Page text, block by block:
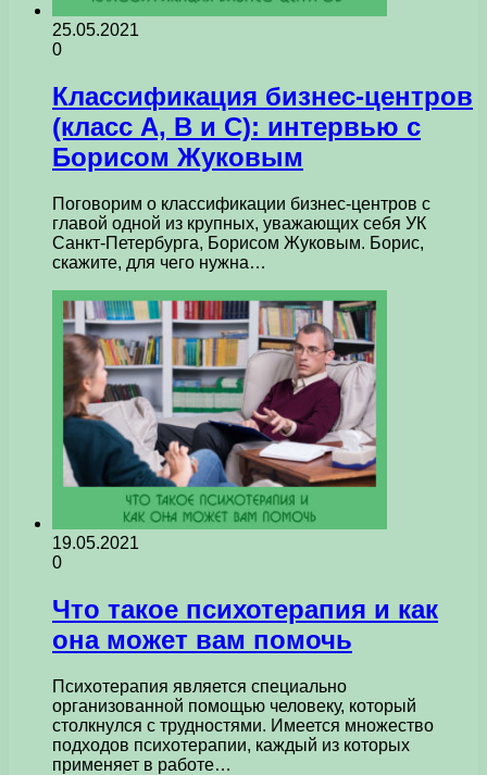
25.05.2021
0
Классификация бизнес-центров
(класс А, B и C): интервью с
Борисом Жуковым
Поговорим о классификации бизнес-центров с
главой одной из крупных, уважающих себя УК
Санкт-Петербурга, Борисом Жуковым. Борис,
скажите, для чего нужна…
19.05.2021
0
Что такое психотерапия и как
она может вам помочь
Психотерапия является специально
организованной помощью человеку, который
столкнулся с трудностями. Имеется множество
подходов психотерапии, каждый из которых
применяет в работе…